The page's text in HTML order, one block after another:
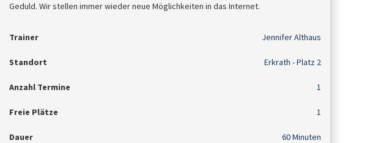
Geduld. Wir stellen immer wieder neue Möglichkeiten in das Internet.
Trainer Jennifer Althaus
Standort Erkrath - Platz 2
Anzahl Termine 1
Freie Plätze 1
Dauer 60 Minuten